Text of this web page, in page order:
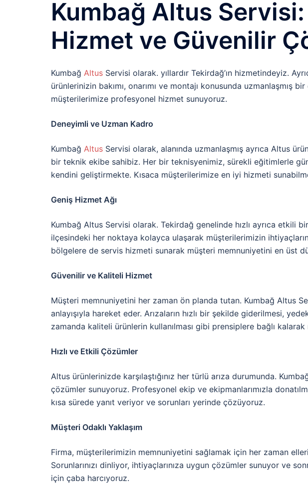
Kumbağ Altus
Hizmet ve Güvenilir
Kumbağ Altus Servisi olarak. yıllardır Tekirdağ’ın hizmetindeyiz.
ürünlerinizin bakımı, onarımı ve montajı konusunda uzmanlaşmış
müşterilerimize profesyonel hizmet sunuyoruz.
Deneyimli ve Uzman Kadro
Kumbağ Altus Servisi olarak, alanında uzmanlaşmış ayrıca Altus
bir teknik ekibe sahibiz. Her bir teknisyenimiz, sürekli eğitimlerle
kendini geliştirmekte. Kısaca müşterilerimize en iyi hizmeti
Geniş Hizmet Ağı
Kumbağ Altus Servisi olarak. Tekirdağ genelinde hızlı ayrıca etkili
ilçesindeki her noktaya kolayca ulaşarak müşterilerimizin
bölgelere de servis hizmeti sunarak müşteri memnuniyetini en üst
Güvenilir ve Kaliteli Hizmet
Müşteri memnuniyetini her zaman ön planda tutan. Kumbağ Altus
anlayışıyla hareket eder. Arızaların hızlı bir şekilde giderilmesi,
zamanda kaliteli ürünlerin kullanılması gibi prensiplere bağlı
Hızlı ve Etkili Çözümler
Altus ürünlerinizde karşılaştığınız her türlü arıza durumunda.
çözümler sunuyoruz. Profesyonel ekip ve ekipmanlarımızla
kısa sürede yanıt veriyor ve sorunları yerinde çözüyoruz.
Müşteri Odaklı Yaklaşım
Firma, müşterilerimizin memnuniyetini sağlamak için her zaman
Sorunlarınızı dinliyor, ihtiyaçlarınıza uygun çözümler sunuyor ve
için çaba harcıyoruz.